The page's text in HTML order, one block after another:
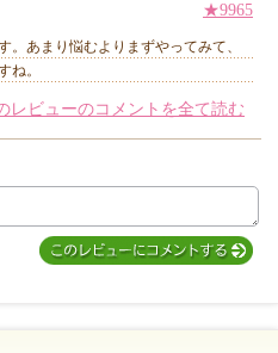
★9965
。あまり悩むよりまずやってみて、
ね。
レビューのコメントを全て読む